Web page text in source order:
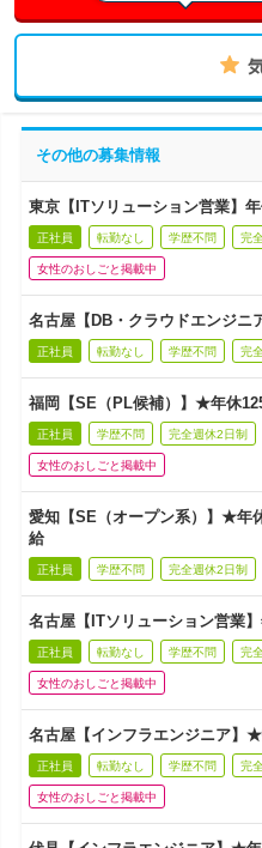
その他の募集情報
東京【ITソリューション営業】
正社員 転勤なし 学歴不問 完
女性のおしごと掲載中
名古屋【DB・クラウドエンジ
正社員 転勤なし 学歴不問 完
福岡【SE（PL候補）】★年休
正社員 学歴不問 完全週休2日制
女性のおしごと掲載中
愛知【SE（オープン系）】★
給
正社員 学歴不問 完全週休2日制
名古屋【ITソリューション営業
正社員 転勤なし 学歴不問 完
女性のおしごと掲載中
名古屋【インフラエンジニア】
正社員 転勤なし 学歴不問 完
女性のおしごと掲載中